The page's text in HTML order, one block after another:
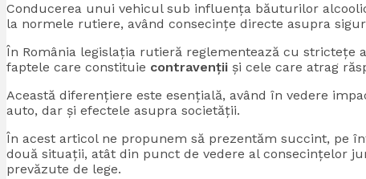
Conducerea unui vehicul sub influența băuturilor
la normele rutiere, având consecințe directe asupra
În România legislația rutieră reglementează cu strictețe
faptele care constituie contravenții și cele care atrag
Această diferențiere este esențială, având în vedere
auto, dar și efectele asupra societății.
În acest articol ne propunem să prezentăm succint, pe
două situații, atât din punct de vedere al consecințelor
prevăzute de lege.